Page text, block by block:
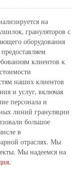
на
грануляторов с
оборудования
клиентов к
наших клиентов
и услуг, включая
персонала и
линий грануляции
большое
в
отраслях. Мы
Мы надеемся на
.